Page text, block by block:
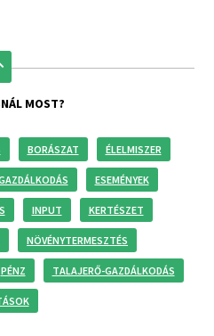
MOST?
BORÁSZAT ÉLELMISZER
ESEMÉNYEK
INPUT KERTÉSZET
NÖVÉNYTERMESZTÉS
PÉNZ TALAJERŐ-GAZDÁLKODÁS